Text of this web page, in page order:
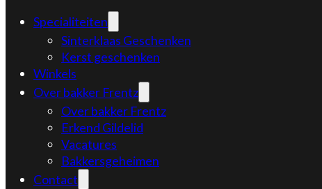
Specialiteiten
Sinterklaas Geschenken
Kerst geschenken
Winkels
Over bakker Frentz
Over bakker Frentz
Erkend Gildelid
Vacatures
Bakkersgeheimen
Contact